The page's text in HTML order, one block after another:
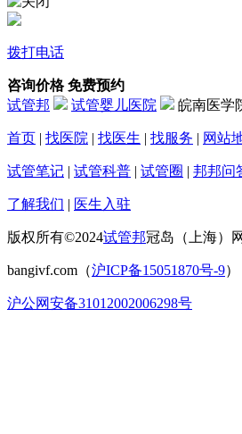
拨打电话
咨询价格 免费预约
试管邦
试管婴儿医院 皖南医学
首页 | 找医院 | 找医生 | 找服务 | 网站
试管笔记 | 试管科普 | 试管圈 | 邦邦问
了解我们 | 医生入驻
版权所有©2024试管邦冠岛（上海）
bangivf.com（沪ICP备15051870号-9）
沪公网安备31012002006298号